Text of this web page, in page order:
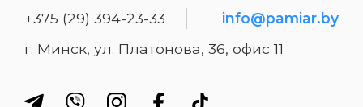
+375 (29) 394-23-33
info@pamiar.by
г. Минск, ул. Платонова, 36, офис 11